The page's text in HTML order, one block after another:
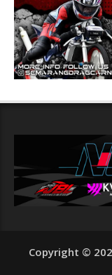
Copyright ©